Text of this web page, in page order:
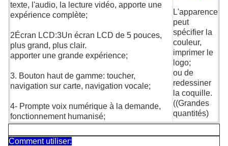
texte, l'audio, la lecture vidéo, apporte une
expérience complète;
2Écran LCD:3Un écran LCD de 5 pouces,
plus grand, plus clair.
apporter une grande expérience;
3. Bouton haut de gamme: toucher,
navigation sur carte, navigation vocale;
4- Prompte voix numérique à la demande,
fonctionnement humanisé;
L'apparence
peut
spécifier la
couleur,
imprimer le
logo;
ou de
redessiner
la coquille.
((Grandes
quantités)
Comment utiliser: